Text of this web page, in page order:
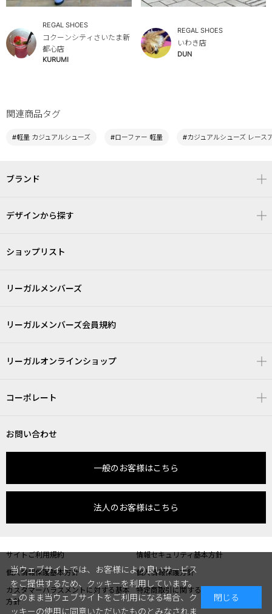
REGAL SHOES
コクーンシティさいたま新
都心店
KURUMI
REGAL SHOES
いわき店
DUN
関連商品タグ
#軽量 カジュアルシューズ #ローファー 軽量 #カジュアルシューズ レース
ブランド
デザインから探す
ショップリスト
リーガルメンバーズ
リーガルメンバーズ会員規約
リーガルオンラインショップ
コーポレート
お問い合わせ
一般のお客様はこちら
法人のお客様はこちら
サイトご利用規約
情報セキュリティ基本方針
個人情報保護基本方針
個人情報保護方針
カスタマーハラスメントに対する基本
方針
特定商取引に関する表記
当ウェブサイトでは、お客様により良いサービス
をご提供するため、クッキーを利用しています。
このまま当ウェブサイトをご利用になる場合、ク
ッキーの使用に同意いただいたものとみなされま
閉じる